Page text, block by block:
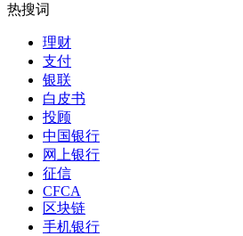
热搜词
理财
支付
银联
白皮书
投顾
中国银行
网上银行
征信
CFCA
区块链
手机银行